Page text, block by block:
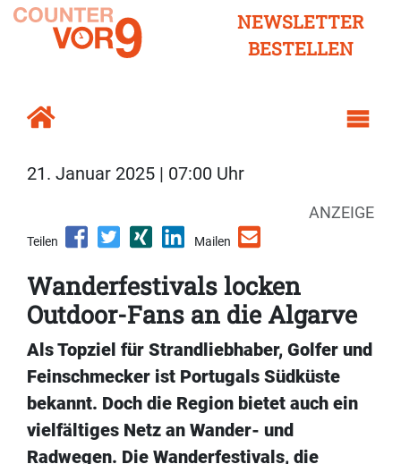
NEWSLETTER
BESTELLEN
21. Januar 2025 | 07:00 Uhr
ANZEIGE
Teilen Mailen
Wanderfestivals locken
Outdoor-Fans an die Algarve
Als Topziel für Strandliebhaber, Golfer und
Feinschmecker ist Portugals Südküste
bekannt. Doch die Region bietet auch ein
vielfältiges Netz an Wander- und
Radwegen. Die Wanderfestivals, die